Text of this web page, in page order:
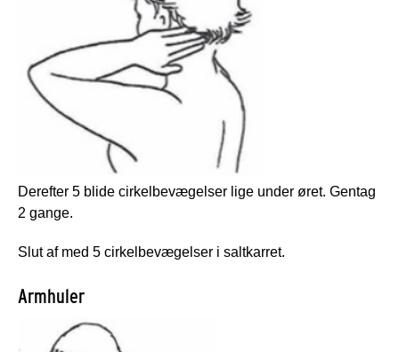
Derefter 5 blide cirkelbevægelser lige under øret. Gentag
2 gange.
Slut af med 5 cirkelbevægelser i saltkarret.
Armhuler